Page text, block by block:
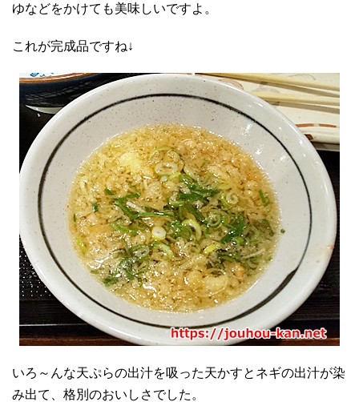
ゆなどをかけても美味しいですよ。
これが完成品ですね↓
いろ～んな天ぷらの出汁を吸った天かすとネギの出汁が染
み出て、格別のおいしさでした。